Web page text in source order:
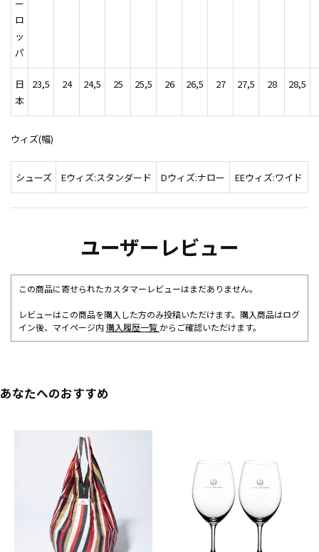
ー
ロ
ッ
パ
日
本
23,5 24 24,5 25 25,5 26 26,5 27 27,5 28 28,5
ウィズ(幅)
シューズ Eウィズ:スタンダード Dウィズ:ナロー EEウィズ:ワイド
ユーザーレビュー
この商品に寄せられたカスタマーレビューはまだありません。
レビューはこの商品を購入した方のみ投稿いただけます。購入商品はログ
イン後、マイページ内 購入履歴一覧 からご確認いただけます。
あなたへのおすすめ